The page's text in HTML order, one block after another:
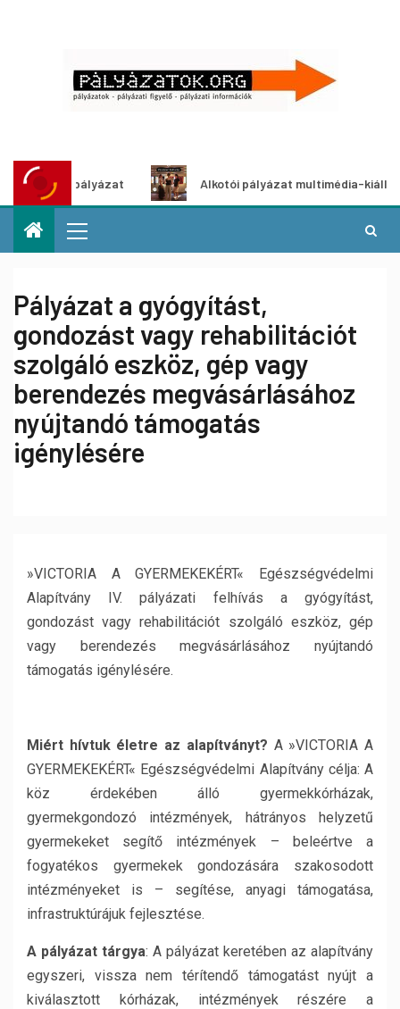
Alkotói pályázat multimédia-kiállításhoz
Pályázat a gyógyítást,
gondozást vagy rehabilitációt
szolgáló eszköz, gép vagy
berendezés megvásárlásához
nyújtandó támogatás
igénylésére
»VICTORIA A GYERMEKEKÉRT« Egészségvédelmi
Alapítvány IV. pályázati felhívás a gyógyítást,
gondozást vagy rehabilitációt szolgáló eszköz, gép
vagy berendezés megvásárlásához nyújtandó
támogatás igénylésére.
Miért hívtuk életre az alapítványt? A »VICTORIA A
GYERMEKEKÉRT« Egészségvédelmi Alapítvány célja: A
köz érdekében álló gyermekkórházak,
gyermekgondozó intézmények, hátrányos helyzetű
gyermekeket segítő intézmények – beleértve a
fogyatékos gyermekek gondozására szakosodott
intézményeket is – segítése, anyagi támogatása,
infrastruktúrájuk fejlesztése.
A pályázat tárgya: A pályázat keretében az alapítvány
egyszeri, vissza nem térítendő támogatást nyújt a
kiválasztott kórházak, intézmények részére a